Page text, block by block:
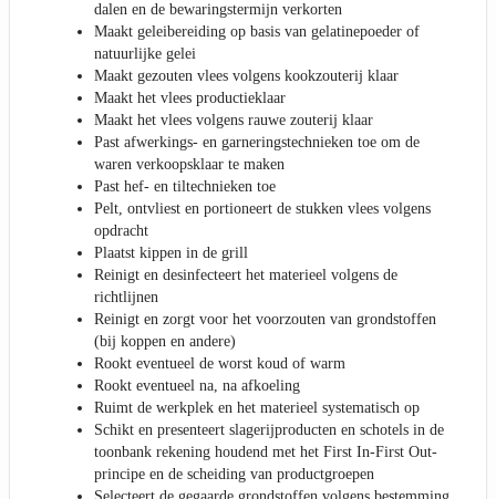
dalen en de bewaringstermijn verkorten
Maakt geleibereiding op basis van gelatinepoeder of
natuurlijke gelei
Maakt gezouten vlees volgens kookzouterij klaar
Maakt het vlees productieklaar
Maakt het vlees volgens rauwe zouterij klaar
Past afwerkings- en garneringstechnieken toe om de
waren verkoopsklaar te maken
Past hef- en tiltechnieken toe
Pelt, ontvliest en portioneert de stukken vlees volgens
opdracht
Plaatst kippen in de grill
Reinigt en desinfecteert het materieel volgens de
richtlijnen
Reinigt en zorgt voor het voorzouten van grondstoffen
(bij koppen en andere)
Rookt eventueel de worst koud of warm
Rookt eventueel na, na afkoeling
Ruimt de werkplek en het materieel systematisch op
Schikt en presenteert slagerijproducten en schotels in de
toonbank rekening houdend met het First In-First Out-
principe en de scheiding van productgroepen